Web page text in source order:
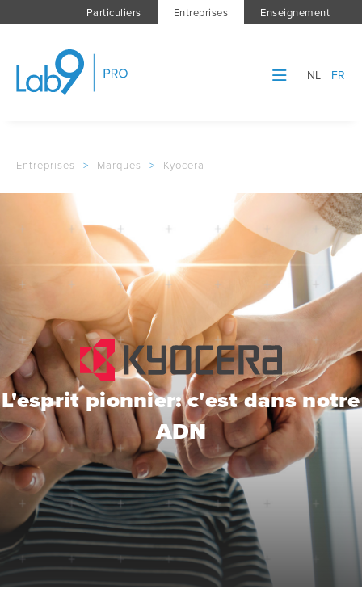
Particuliers Entreprises Enseignement
NL FR
Entreprises > Marques > Kyocera
L'esprit pionnier: c'est dans notre
ADN